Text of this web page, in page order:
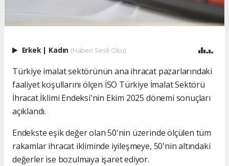
Erkek | Kadın (Haberi Sesli Oku)
Türkiye imalat sektörünün ana ihracat pazarlarındaki
faaliyet koşullarını ölçen İSO Türkiye İmalat Sektörü
İhracat İklimi Endeksi'nin Ekim 2025 dönemi sonuçları
açıklandı.
Endekste eşik değer olan 50'nin üzerinde ölçülen tüm
rakamlar ihracat ikliminde iyileşmeye, 50'nin altındaki
değerler ise bozulmaya işaret ediyor.